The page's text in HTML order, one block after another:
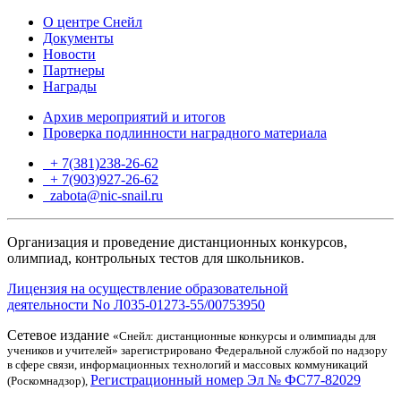
О центре Снейл
Документы
Новости
Партнеры
Награды
Архив мероприятий и итогов
Проверка подлинности наградного материала
+ 7(381)238-26-62
+ 7(903)927-26-62
zabota@nic-snail.ru
Организация и проведение дистанционных конкурсов,
олимпиад, контрольных тестов для школьников.
Лицензия на осуществление образовательной
деятельности No Л035-01273-55/00753950
Сетевое издание «Снейл: дистанционные конкурсы и олимпиады для
учеников и учителей» зарегистрировано Федеральной службой по надзору
в сфере связи, информационных технологий и массовых коммуникаций
(Роскомнадзор), Регистрационный номер Эл № ФС77-82029